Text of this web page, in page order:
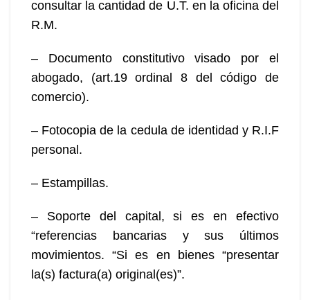
consultar la cantidad de U.T. en la oficina del
R.M.
– Documento constitutivo visado por el
abogado, (art.19 ordinal 8 del código de
comercio).
– Fotocopia de la cedula de identidad y R.I.F
personal.
– Estampillas.
– Soporte del capital, si es en efectivo
“referencias bancarias y sus últimos
movimientos. “Si es en bienes “presentar
la(s) factura(a) original(es)”.